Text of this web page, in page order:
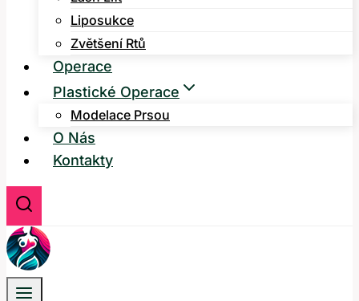
Liposukce
Zvětšení Rtů
Operace
Plastické Operace
Modelace Prsou
O Nás
Kontakty